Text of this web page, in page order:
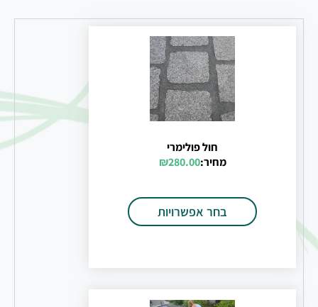
חול פולימרי
מחיר:
₪280.00
בחר אפשרויות